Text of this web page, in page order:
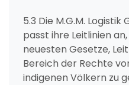
5.3 Die M.G.M.
passt ihre Leitlinien
neuesten Gesetze,
Bereich der Rechte
indigenen Völkern zu